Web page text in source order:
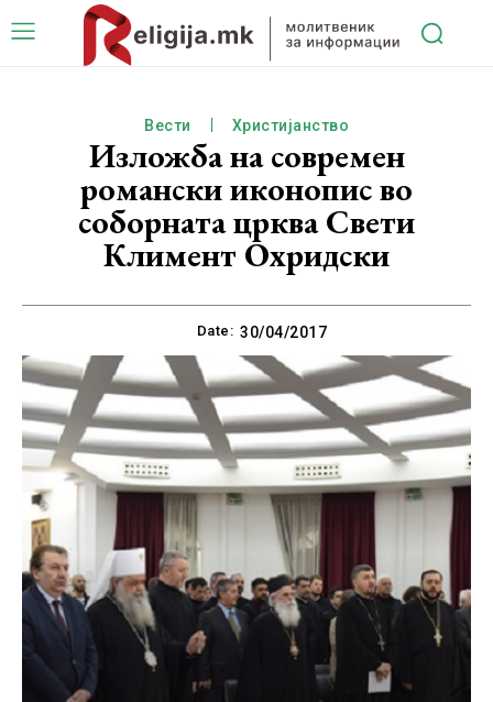
Вести Христијанство
Изложба на современ
романски иконопис во
соборната црква Свети
Климент Охридски
Date: 30/04/2017